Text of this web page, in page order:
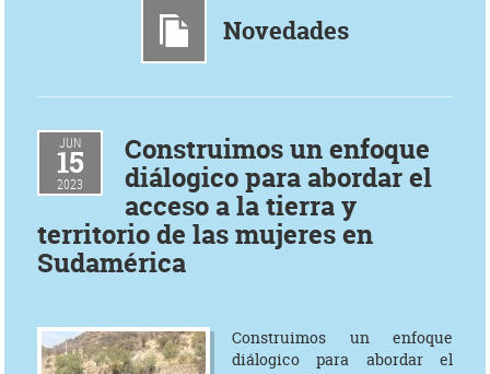
Novedades
JUN
15
2023
Construimos un enfoque
diálogico para abordar el
acceso a la tierra y
territorio de las mujeres en
Sudamérica
Construimos un enfoque
diálogico para abordar el